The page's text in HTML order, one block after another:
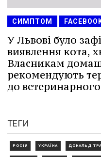
СИМПТОМ
У Львові було
виявлення кота,
Власникам
рекомендують
до
ТЕГИ
РОСІЯ УКРАЇНА ДОНАЛЬД